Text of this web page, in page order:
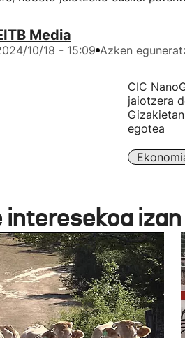
Media
10/18 - 15:09 Azken
CIC
jaiotzera
egotea
interesekoa